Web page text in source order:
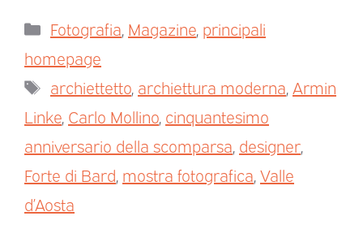
Fotografia Magazine principali
homepage
archiettetto archiettura moderna Armin
Linke Carlo Mollino cinquantesimo
anniversario della scomparsa designer
Forte di Bard mostra fotografica Valle
d’Aosta